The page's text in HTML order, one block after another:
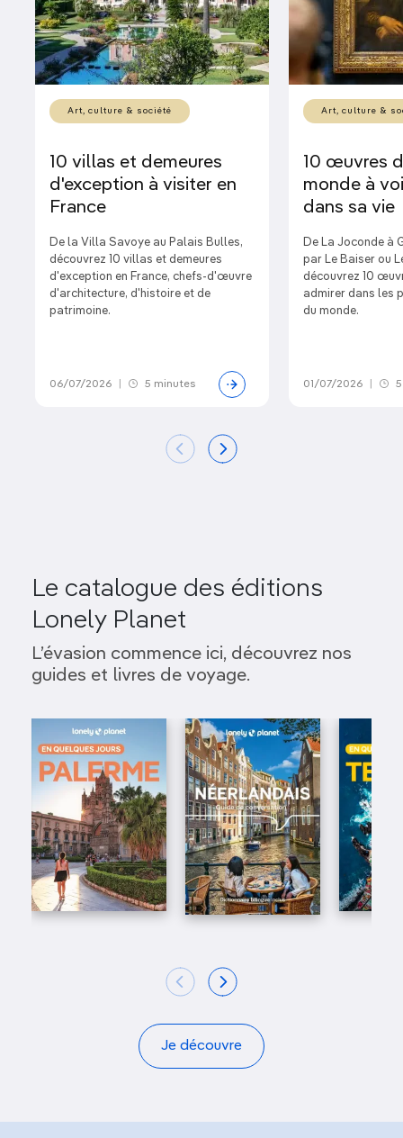
Art, culture & société
10 villas et demeures
d'exception à visiter en
France
De la Villa Savoye au Palais Bulles,
découvrez 10 villas et demeures
d'exception en France, chefs-d'œuvre
d'architecture, d'histoire et de
patrimoine.
06/07/2026 5 minutes
Art, culture &
10 œuvres
monde à
dans sa vie
De La Joconde à
par Le Baiser ou
découvrez 10
admirer dans les
du monde.
01/07/2026
Le catalogue des éditions
Lonely Planet
L’évasion commence ici, découvrez nos
guides et livres de voyage.
Je découvre